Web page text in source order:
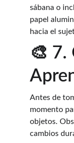
sábana o
papel
hacia el
🎨 7.
Antes de
momento
objetos.
cambios